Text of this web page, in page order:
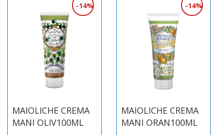
MAIOLICHE CREMA
MANI OLIV100ML
14%
MAIOLICHE CREMA
MANI ORAN100ML
14%